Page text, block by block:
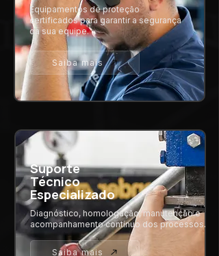
Equipamentos de proteção
certificados para garantir a segurança
da sua equipe.
Saiba mais
Suporte
Técnico
Especializado
Diagnóstico, homologação, manutenção e
acompanhamento contínuo dos processos.
Saiba mais